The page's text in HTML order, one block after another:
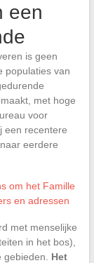
een
is geen
populaties van
met hoge
voor
een recentere
eerdere
om het Famille
en adressen
met menselijke
in het bos),
Het